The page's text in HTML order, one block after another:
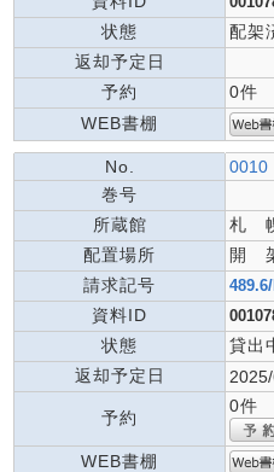
状態
配架
返却予定日
予約
0件
WEB書棚
No.
0010
巻号
所蔵館
札
配置場所
開
請求記号
資料ID
状態
貸出
返却予定日
予約
0件
WEB書棚